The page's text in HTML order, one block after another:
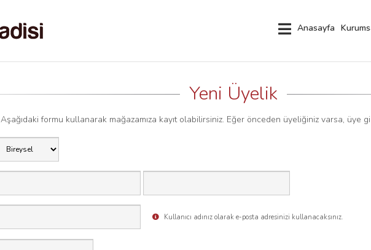
Anasayfa
Yeni Üyelik
Aşağıdaki formu kullanarak mağazamıza kayıt olabilirsiniz. Eğer önceden üyeliğiniz varsa, üye
Kullanıcı adınız olarak e-posta adresinizi kullanacaksınız.